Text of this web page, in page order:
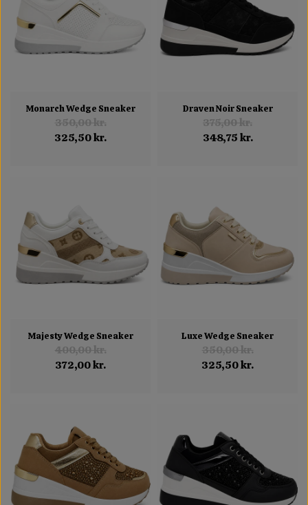
Monarch Wedge Sneaker
350,00 kr.
325,50 kr.
Draven Noir Sneaker
375,00 kr.
348,75 kr.
Majesty Wedge Sneaker
400,00 kr.
372,00 kr.
Luxe Wedge Sneaker
350,00 kr.
325,50 kr.